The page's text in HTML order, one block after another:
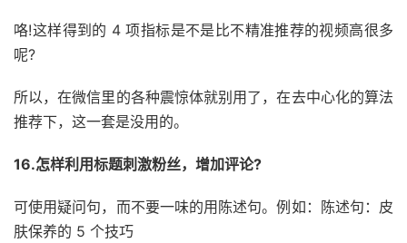
咯!这样得到的 4 项指标是不是比不精准推荐的视频高很多
呢?
所以，在微信里的各种震惊体就别用了，在去中心化的算法
推荐下，这一套是没用的。
16.怎样利用标题刺激粉丝，增加评论?
可使用疑问句，而不要一味的用陈述句。例如：陈述句：皮
肤保养的 5 个技巧